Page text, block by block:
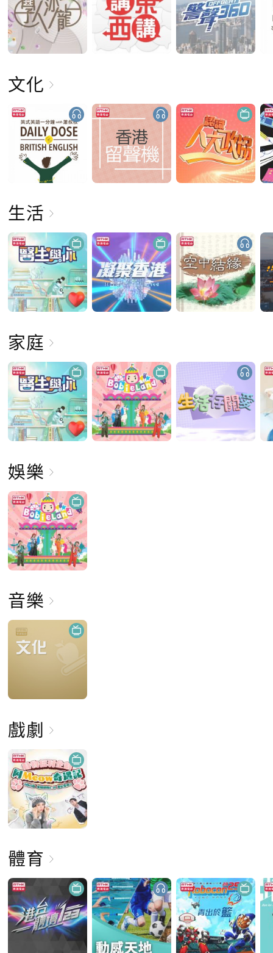
文化
生活
家庭
娛樂
音樂
戲劇
體育